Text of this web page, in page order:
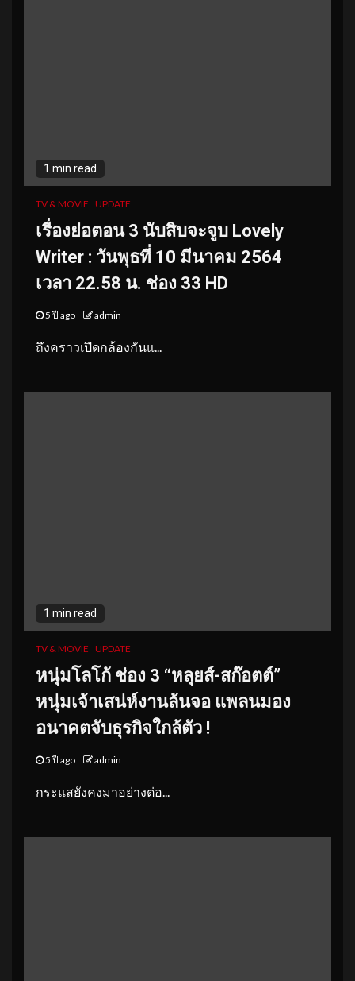
1 min read
TV & MOVIE UPDATE
เรื่องย่อตอน 3 นับสิบจะจูบ Lovely
Writer : วันพุธที่ 10 มีนาคม 2564
เวลา 22.58 น. ช่อง 33 HD
5 ปี ago admin
ถึงคราวเปิดกล้องกันแ...
1 min read
TV & MOVIE UPDATE
หนุ่มโลโก้ ช่อง 3 “หลุยส์-สก๊อตต์”
หนุ่มเจ้าเสน่ห์งานล้นจอ แพลนมอง
อนาคตจับธุรกิจใกล้ตัว !
5 ปี ago admin
กระแสยังคงมาอย่างต่อ...